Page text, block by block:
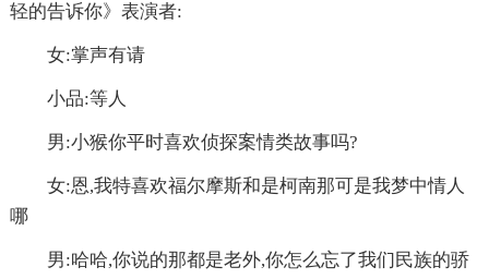
轻的告诉你》表演者:
女:掌声有请
小品:等人
男:小猴你平时喜欢侦探案情类故事吗?
女:恩,我特喜欢福尔摩斯和是柯南那可是我梦中情人
哪
男:哈哈,你说的那都是老外,你怎么忘了我们民族的骄